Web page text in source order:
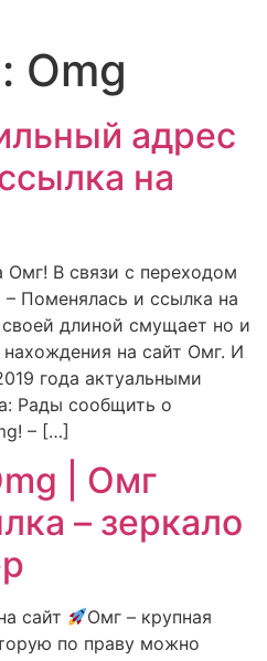
Omg
адрес
на
Омг! В связи с переходом
Поменялась и ссылка на
длиной смущает но и
на сайт Омг. И
года актуальными
Рады сообщить о
– […]
| Омг
– зеркало
сайт
Омг – крупная
по праву можно